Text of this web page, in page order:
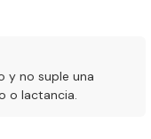
y no suple una
o lactancia.